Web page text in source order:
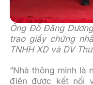
Ông Đỗ Đăng
trao giấy chứng
TNHH XD và DV
“Nhà thông minh là
điện được kết nối